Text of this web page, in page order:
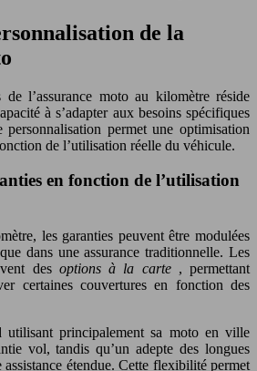
de la
de l’assurance moto au kilomètre réside
à s’adapter aux besoins spécifiques
personnalisation permet une optimisation
de l’utilisation réelle du véhicule.
en fonction de l’utilisation
les garanties peuvent être modulées
dans une assurance traditionnelle. Les
des options à la carte , permettant
certaines couvertures en fonction des
utilisant principalement sa moto en ville
vol, tandis qu’un adepte des longues
étendue. Cette flexibilité permet